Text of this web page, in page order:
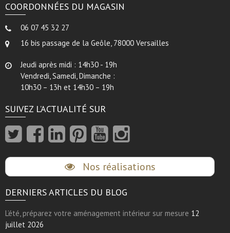
COORDONNÉES DU MAGASIN
06 07 45 32 27
16 bis passage de la Geôle, 78000 Versailles
Jeudi après midi : 14h30 - 19h
Vendredi, Samedi, Dimanche :
10h30 – 13h et 14h30 – 19h
SUIVEZ L’ACTUALITÉ SUR
Nos réalisations
DERNIERS ARTICLES DU BLOG
L’été, préparez votre aménagement intérieur sur mesure 12
juillet 2026